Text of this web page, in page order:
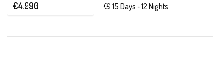
€4.990
15 Days - 12 Nights